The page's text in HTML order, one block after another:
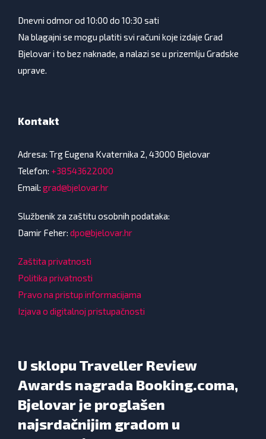
Dnevni odmor od 10:00 do 10:30 sati
Na blagajni se mogu platiti svi računi koje izdaje Grad
Bjelovar i to bez naknade, a nalazi se u prizemlju Gradske
uprave.
Kontakt
Adresa: Trg Eugena Kvaternika 2, 43000 Bjelovar
Telefon: +38543622000
Email: grad@bjelovar.hr
Službenik za zaštitu osobnih podataka:
Damir Feher: dpo@bjelovar.hr
Zaštita privatnosti
Politika privatnosti
Pravo na pristup informacijama
Izjava o digitalnoj pristupačnosti
U sklopu Traveller Review
Awards nagrada Booking.coma,
Bjelovar je proglašen
najsrdačnijim gradom u